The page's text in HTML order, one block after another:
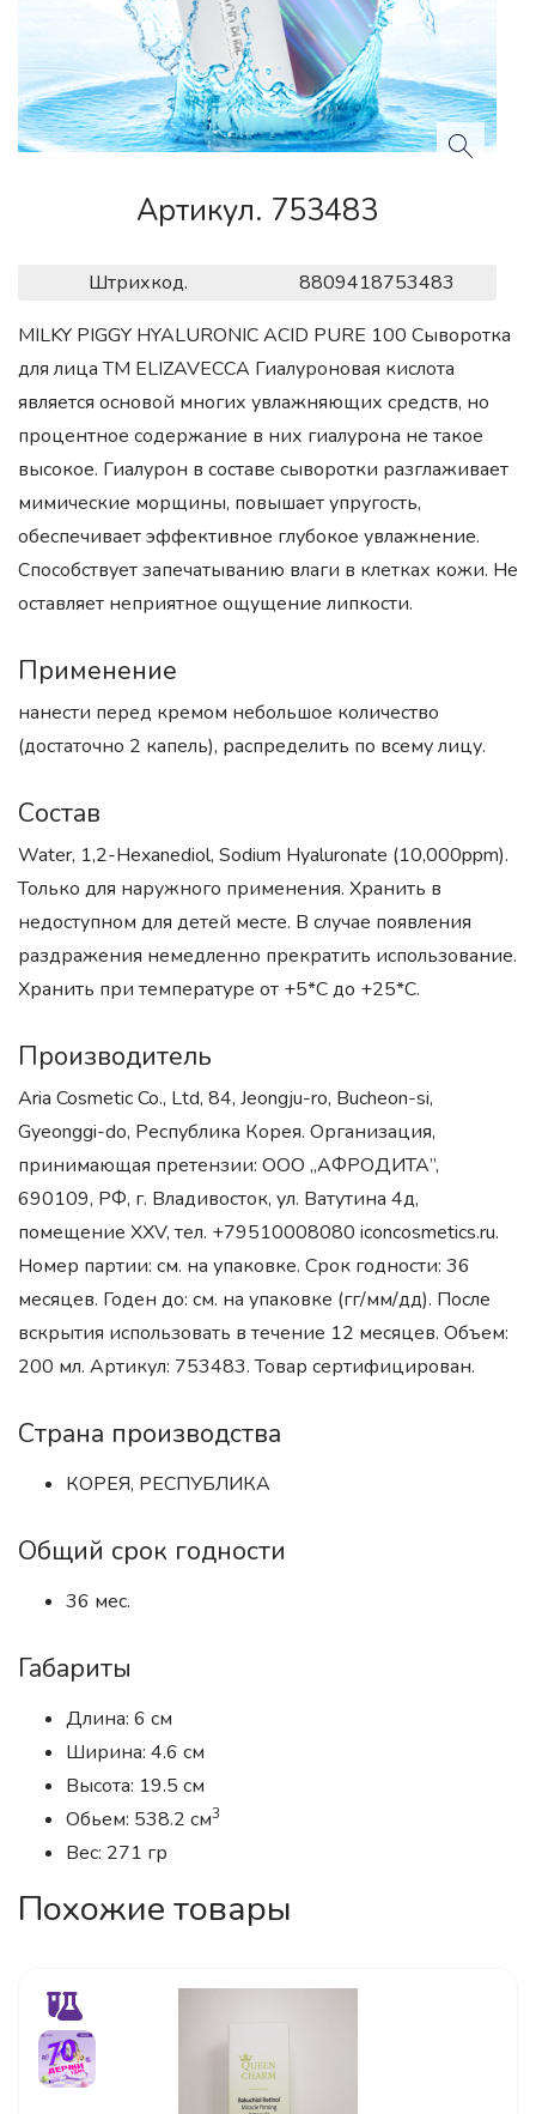
Артикул. 753483
Штрихкод.
8809418753483
MILKY PIGGY HYALURONIC ACID PURE 100 Сыворотка
для лица ТМ ELIZAVECCA Гиалуроновая кислота
является основой многих увлажняющих средств, но
процентное содержание в них гиалурона не такое
высокое. Гиалурон в составе сыворотки разглаживает
мимические морщины, повышает упругость,
обеспечивает эффективное глубокое увлажнение.
Способствует запечатыванию влаги в клетках кожи. Не
оставляет неприятное ощущение липкости.
Применение
нанести перед кремом небольшое количество
(достаточно 2 капель), распределить по всему лицу.
Состав
Water, 1,2-Hexanediol, Sodium Hyaluronate (10,000ppm).
Только для наружного применения. Хранить в
недоступном для детей месте. В случае появления
раздражения немедленно прекратить использование.
Хранить при температуре от +5*С до +25*С.
Производитель
Aria Cosmetic Co., Ltd, 84, Jeongju-ro, Bucheon-si,
Gyeonggi-do, Республика Корея. Организация,
принимающая претензии: ООО „АФРОДИТА”,
690109, РФ, г. Владивосток, ул. Ватутина 4д,
помещение XXV, тел. +79510008080 iconcosmetics.ru.
Номер партии: см. на упаковке. Срок годности: 36
месяцев. Годен до: см. на упаковке (гг/мм/дд). После
вскрытия использовать в течение 12 месяцев. Объем:
200 мл. Артикул: 753483. Товар сертифицирован.
Страна производства
КОРЕЯ, РЕСПУБЛИКА
Общий срок годности
36 мес.
Габариты
Длина: 6 см
Ширина: 4.6 см
Высота: 19.5 см
Обьем: 538.2 см3
Вес: 271 гр
Похожие товары